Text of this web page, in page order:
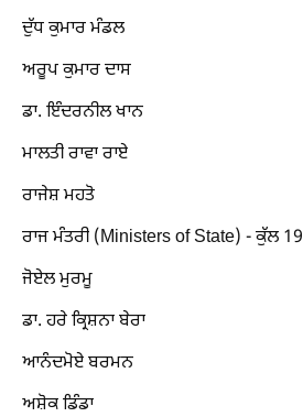
ਦੁੱਧ ਕੁਮਾਰ ਮੰਡਲ
ਅਰੂਪ ਕੁਮਾਰ ਦਾਸ
ਡਾ. ਇੰਦਰਨੀਲ ਖਾਨ
ਮਾਲਤੀ ਰਾਵਾ ਰਾਏ
ਰਾਜੇਸ਼ ਮਹਤੋ
ਰਾਜ ਮੰਤਰੀ (Ministers of State) - ਕੁੱਲ 19
ਜੋਏਲ ਮੁਰਮੂ
ਡਾ. ਹਰੇ ਕ੍ਰਿਸ਼ਨਾ ਬੇਰਾ
ਆਨੰਦਮੋਏ ਬਰਮਨ
ਅਸ਼ੋਕ ਡਿੰਡਾ